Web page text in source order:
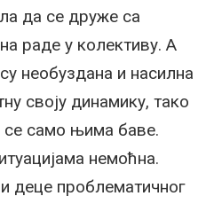
да се друже са
раде у колективу. А
необуздана и насилна
своју динамику, тако
се само њима баве.
немоћна.
деце проблематичног